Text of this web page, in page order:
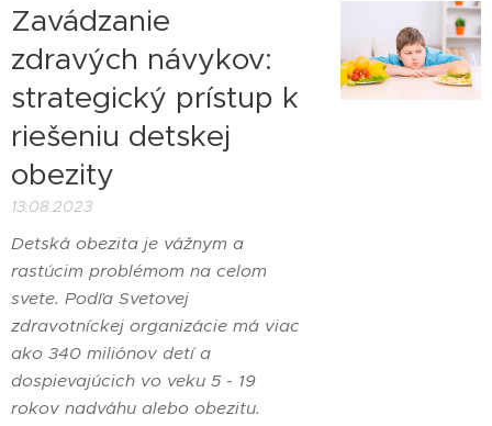
Zavádzanie
zdravých návykov:
strategický prístup k
riešeniu detskej
obezity
13.08.2023
Detská obezita je vážnym a
rastúcim problémom na celom
svete. Podľa Svetovej
zdravotníckej organizácie má viac
ako 340 miliónov detí a
dospievajúcich vo veku 5 - 19
rokov nadváhu alebo obezitu.